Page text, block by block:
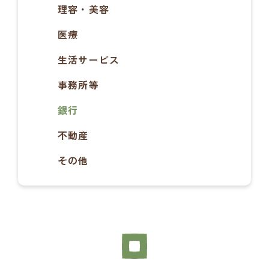
理容・美容
医療
生活サービス
事務所等
銀行
不動産
その他